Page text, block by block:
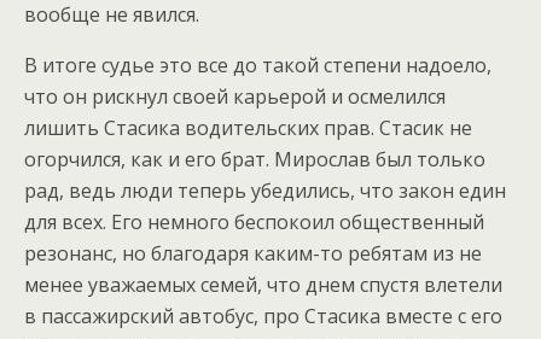
вообще не явился.
В итоге судье это все до такой степени надоело,
что он рискнул своей карьерой и осмелился
лишить Стасика водительских прав. Стасик не
огорчился, как и его брат. Мирослав был только
рад, ведь люди теперь убедились, что закон един
для всех. Его немного беспокоил общественный
резонанс, но благодаря каким-то ребятам из не
менее уважаемых семей, что днем спустя влетели
в пассажирский автобус, про Стасика вместе с его